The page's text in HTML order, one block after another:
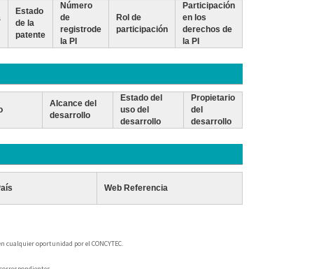
Estado
de la
patente
Número
de
registrode
la PI
Rol de
participación
Participación
en los
derechos de
la PI
Alcance del
desarrollo
Estado del
uso del
desarrollo
Propietario
del
desarrollo
Web Referencia
oportunidad por el CONCYTEC.